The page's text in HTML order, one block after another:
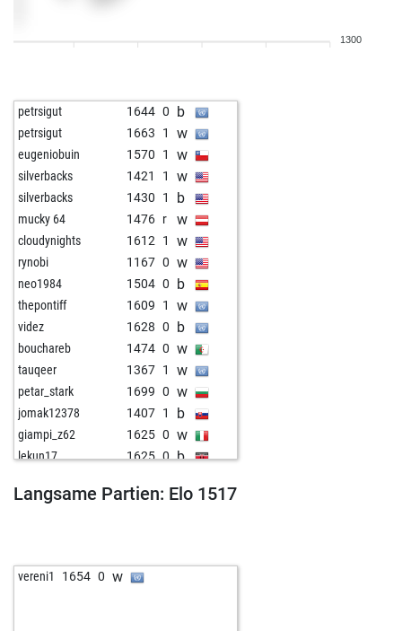
1300
petrsigut 1644 0 b
petrsigut 1663 1 w
eugeniobuin 1570 1 w
silverbacks 1421 1 w
silverbacks 1430 1 b
mucky 64 1476 r w
cloudynights 1612 1 w
rynobi 1167 0 w
neo1984 1504 0 b
thepontiff 1609 1 w
videz 1628 0 b
bouchareb 1474 0 w
tauqeer 1367 1 w
petar_stark 1699 0 w
jomak12378 1407 1 b
giampi_z62 1625 0 w
lekun17 1625 0 b
sodeu 1350 1 w
copacablanca 1798 0 w
yilmazb 1397
Langsame Partien: Elo 1517
vereni1 1654 0 w